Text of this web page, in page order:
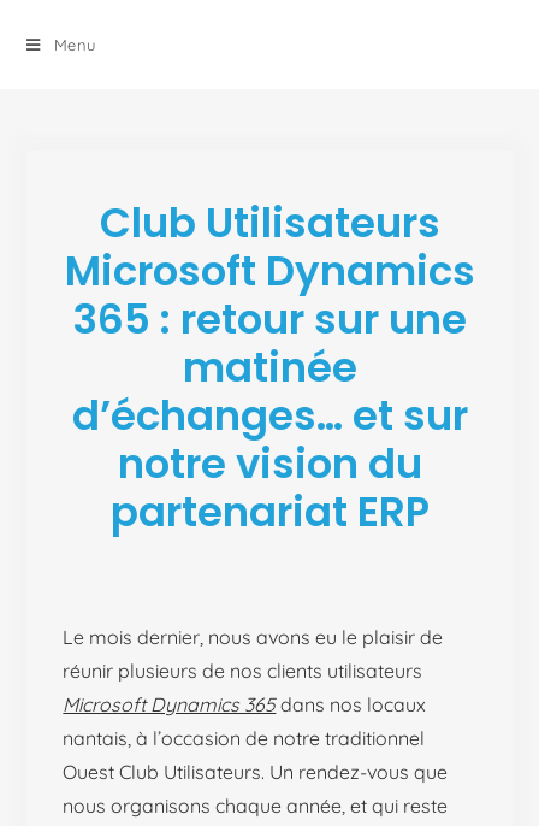
Menu
Club Utilisateurs
Microsoft Dynamics
365 : retour sur une
matinée
d’échanges… et sur
notre vision du
partenariat ERP
Le mois dernier, nous avons eu le plaisir de
réunir plusieurs de nos clients utilisateurs
Microsoft Dynamics 365dans nos locaux
nantais, à l’occasion de notre traditionnel
Ouest Club Utilisateurs. Un rendez-vous que
nous organisons chaque année, et qui reste